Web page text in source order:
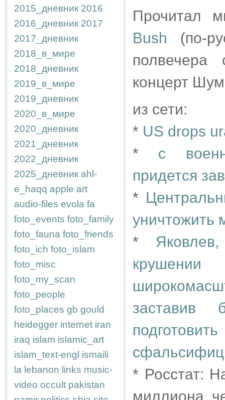
2015_дневник 2016
2016_дневник 2017
2017_дневник
2018_в_мире
2018_дневник
2019_в_мире
2019_дневник
2020_в_мире
2020_дневник
2021_дневник
2022_дневник
2025_дневник ahl-
e_haqq apple art
audio-files evola fa
foto_events foto_family
foto_fauna foto_friends
foto_ich foto_islam
foto_misc
foto_my_scan
foto_people
foto_places gb gould
heidegger internet iran
iraq islam islamic_art
islam_text-engl ismaili
la lebanon links music-
video occult pakistan
Прочитал
Bush (по-
полвечера
концерт
из сети:
* US drops
* с
придется
*
уничтожить
*
заставив
* Росстат:
миллиона